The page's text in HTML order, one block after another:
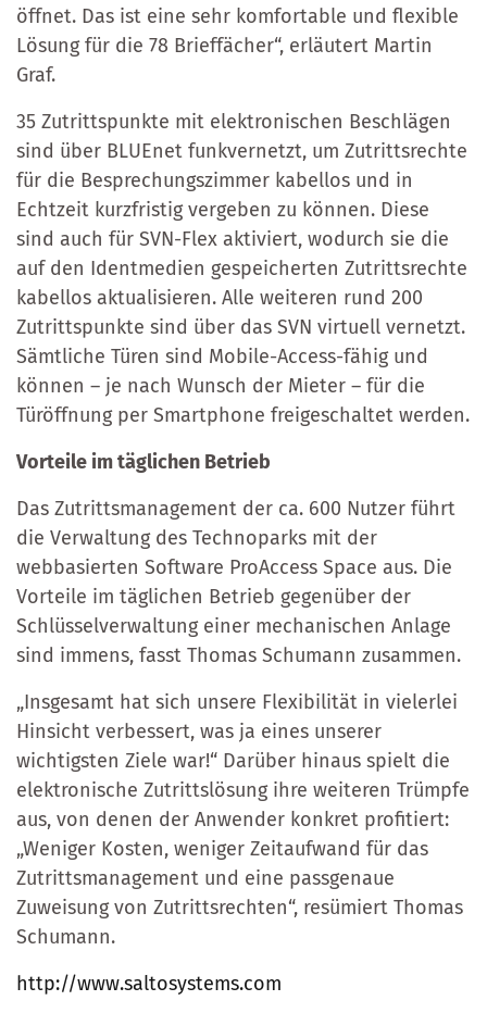
öffnet. Das ist eine sehr komfortable und flexible
Lösung für die 78 Brieffächer“, erläutert Martin
Graf.
35 Zutrittspunkte mit elektronischen Beschlägen
sind über BLUEnet funkvernetzt, um Zutrittsrechte
für die Besprechungszimmer kabellos und in
Echtzeit kurzfristig vergeben zu können. Diese
sind auch für SVN-Flex aktiviert, wodurch sie die
auf den Identmedien gespeicherten Zutrittsrechte
kabellos aktualisieren. Alle weiteren rund 200
Zutrittspunkte sind über das SVN virtuell vernetzt.
Sämtliche Türen sind Mobile-Access-fähig und
können – je nach Wunsch der Mieter – für die
Türöffnung per Smartphone freigeschaltet werden.
Vorteile im täglichen Betrieb
Das Zutrittsmanagement der ca. 600 Nutzer führt
die Verwaltung des Technoparks mit der
webbasierten Software ProAccess Space aus. Die
Vorteile im täglichen Betrieb gegenüber der
Schlüsselverwaltung einer mechanischen Anlage
sind immens, fasst Thomas Schumann zusammen.
„Insgesamt hat sich unsere Flexibilität in vielerlei
Hinsicht verbessert, was ja eines unserer
wichtigsten Ziele war!“ Darüber hinaus spielt die
elektronische Zutrittslösung ihre weiteren Trümpfe
aus, von denen der Anwender konkret profitiert:
„Weniger Kosten, weniger Zeitaufwand für das
Zutrittsmanagement und eine passgenaue
Zuweisung von Zutrittsrechten“, resümiert Thomas
Schumann.
http://www.saltosystems.com